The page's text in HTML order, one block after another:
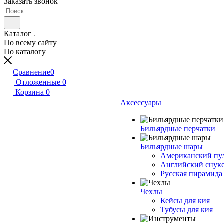
Каталог
По всему сайту
По каталогу
Сравнение0
Отложенные 0
Корзина 0
Аксессуары
Бильярдные перчатки
Бильярдные шары
Американский
Английский
Русская пирамида
Чехлы
Кейсы для кия
Тубусы для кия